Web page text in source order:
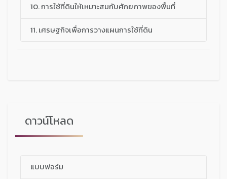
10. การใช้ที่ดินให้เหมาะสมกับศักยภาพของพื้นที่
11. เศรษฐกิจเพื่อการวางแผนการใช้ที่ดิน
ดาวน์โหลด
แบบฟอร์ม